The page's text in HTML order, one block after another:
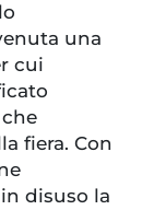
una
cui
fiera. Con
disuso la